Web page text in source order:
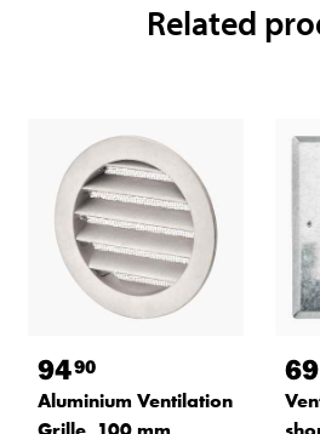
Related
9490
Aluminium Ventilation
69